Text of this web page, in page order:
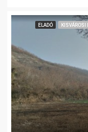
ELADÓ KISVÁROSI